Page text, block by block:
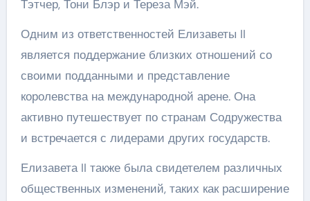
Тэтчер, Тони Блэр и Тереза Мэй.
Одним из ответственностей Елизаветы II
является поддержание близких отношений со
своими подданными и представление
королевства на международной арене. Она
активно путешествует по странам Содружества
и встречается с лидерами других государств.
Елизавета II также была свидетелем различных
общественных изменений, таких как расширение